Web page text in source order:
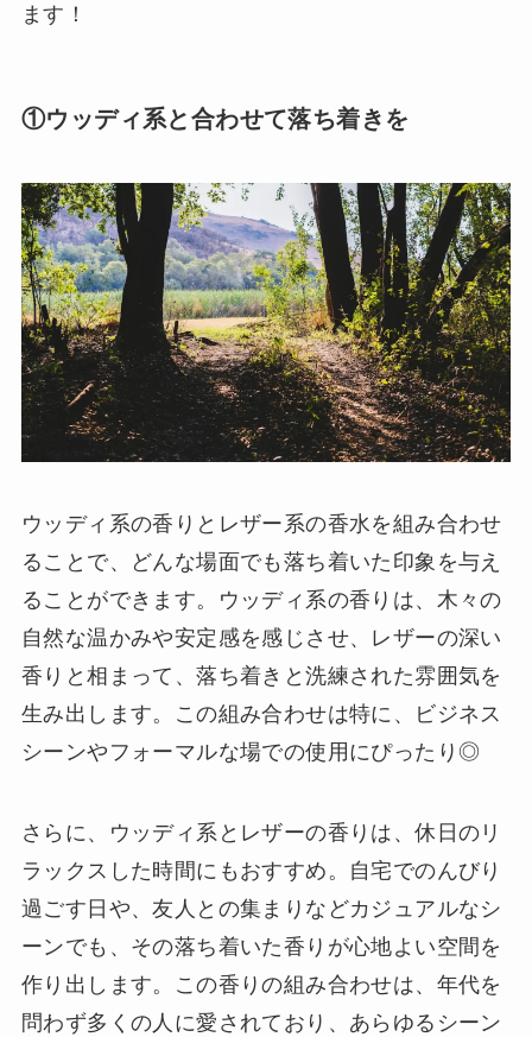
ます！
①ウッディ系と合わせて落ち着きを
ウッディ系の香りとレザー系の香水を組み合わせ
ることで、どんな場面でも落ち着いた印象を与え
ることができます。ウッディ系の香りは、木々の
自然な温かみや安定感を感じさせ、レザーの深い
香りと相まって、落ち着きと洗練された雰囲気を
生み出します。この組み合わせは特に、ビジネス
シーンやフォーマルな場での使用にぴったり◎
さらに、ウッディ系とレザーの香りは、休日のリ
ラックスした時間にもおすすめ。自宅でのんびり
過ごす日や、友人との集まりなどカジュアルなシ
ーンでも、その落ち着いた香りが心地よい空間を
作り出します。この香りの組み合わせは、年代を
問わず多くの人に愛されており、あらゆるシーン